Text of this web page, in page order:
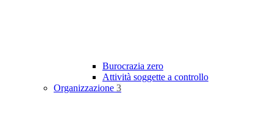
Burocrazia zero
Attività soggette a controllo
Organizzazione 3